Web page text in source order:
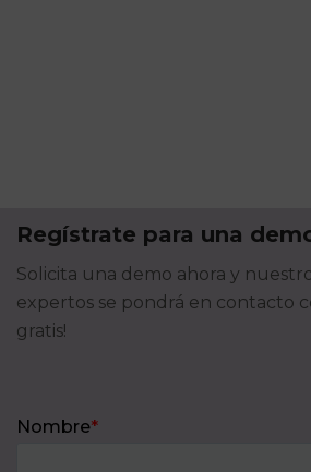
Regístrate para una
Solicita una demo ahora y
expertos se pondrá en contacto
gratis!